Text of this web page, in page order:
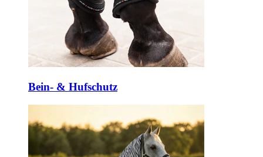
Bein- & Hufschutz